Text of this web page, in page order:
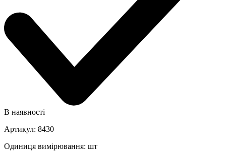
В наявності
Артикул: 8430
Одиниця вимірювання: шт